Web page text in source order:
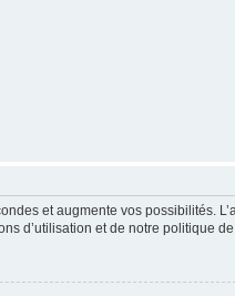
et augmente vos possibilités.
d’utilisation et de notre politique